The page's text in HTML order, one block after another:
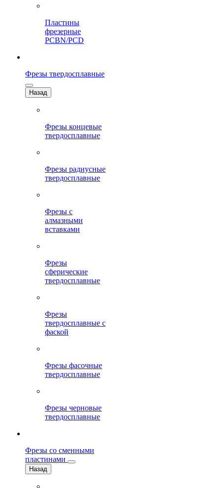
Пластины
фрезерные
PCBN/PCD
Фрезы твердосплавные
Назад
Фрезы концевые
твердосплавные
Фрезы радиусные
твердосплавные
Фрезы с
алмазными
вставками
Фрезы
сферические
твердосплавные
Фрезы
твердосплавные с
фаской
Фрезы фасочные
твердосплавные
Фрезы черновые
твердосплавные
Фрезы со сменными
пластинами
Назад